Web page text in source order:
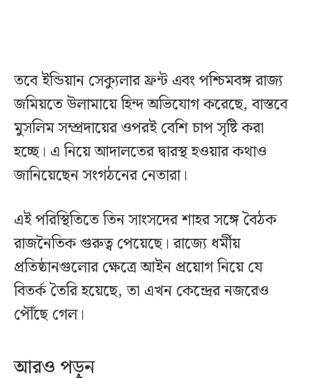
তবে ইন্ডিয়ান সেক্যুলার ফ্রন্ট এবং পশ্চিমবঙ্গ রাজ্য
জমিয়তে উলামায়ে হিন্দ অভিযোগ করেছে, বাস্তবে
মুসলিম সম্প্রদায়ের ওপরই বেশি চাপ সৃষ্টি করা
হচ্ছে। এ নিয়ে আদালতের দ্বারস্থ হওয়ার কথাও
জানিয়েছেন সংগঠনের নেতারা।
এই পরিস্থিতিতে তিন সাংসদের শাহর সঙ্গে বৈঠক
রাজনৈতিক গুরুত্ব পেয়েছে। রাজ্যে ধর্মীয়
প্রতিষ্ঠানগুলোর ক্ষেত্রে আইন প্রয়োগ নিয়ে যে
বিতর্ক তৈরি হয়েছে, তা এখন কেন্দ্রের নজরেও
পৌঁছে গেল।
আরও পড়ুন